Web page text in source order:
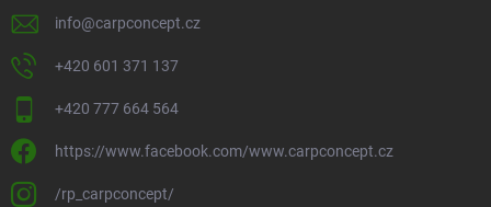
info@carpconcept.cz
+420 601 371 137
+420 777 664 564
https://www.facebook.com/www.carpconcept.cz
/rp_carpconcept/